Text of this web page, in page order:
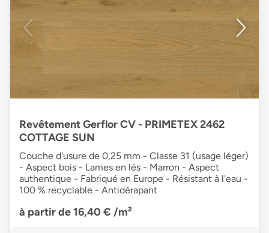
Revêtement Gerflor CV - PRIMETEX 2462
COTTAGE SUN
Couche d'usure de 0,25 mm - Classe 31 (usage léger)
- Aspect bois - Lames en lés - Marron - Aspect
authentique - Fabriqué en Europe - Résistant à l'eau -
100 % recyclable - Antidérapant
à partir de 16,40 € /m²